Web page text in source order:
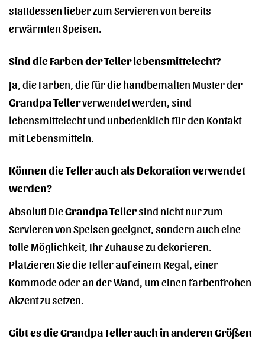
stattdessen lieber zum Servieren von bereits
erwärmten Speisen.
Sind die Farben der Teller lebensmittelecht?
Ja, die Farben, die für die handbemalten Muster der
Grandpa Tellerverwendet werden, sind
lebensmittelecht und unbedenklich für den Kontakt
mit Lebensmitteln.
Können die Teller auch als Dekoration verwendet
werden?
Absolut! DieGrandpa Tellersind nicht nur zum
Servieren von Speisen geeignet, sondern auch eine
tolle Möglichkeit, Ihr Zuhause zu dekorieren.
Platzieren Sie die Teller auf einem Regal, einer
Kommode oder an der Wand, um einen farbenfrohen
Akzent zu setzen.
Gibt es die Grandpa Teller auch in anderen Größen